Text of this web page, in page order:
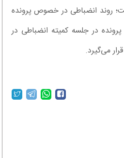
روند انضباطی در خصوص پرونده
در جلسه کمیته انضباطی در